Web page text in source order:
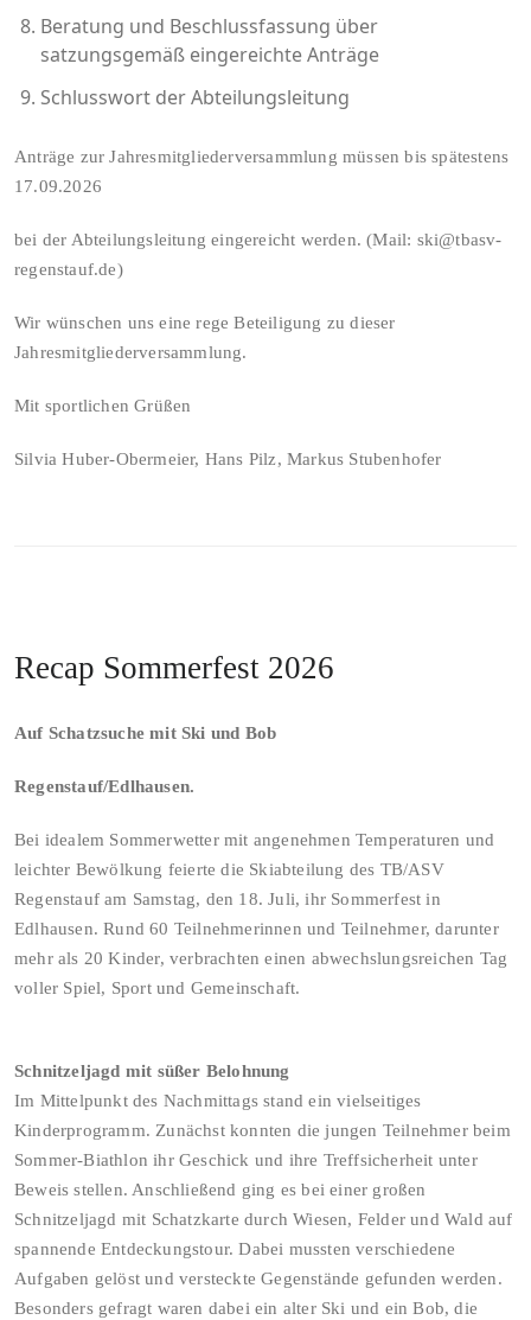
Beratung und Beschlussfassung über
satzungsgemäß eingereichte Anträge
Schlusswort der Abteilungsleitung
Anträge zur Jahresmitgliederversammlung müssen bis spätestens
17.09.2026
bei der Abteilungsleitung eingereicht werden. (Mail: ski@tbasv-
regenstauf.de)
Wir wünschen uns eine rege Beteiligung zu dieser
Jahresmitgliederversammlung.
Mit sportlichen Grüßen
Silvia Huber-Obermeier, Hans Pilz, Markus Stubenhofer
Recap Sommerfest 2026
Auf Schatzsuche mit Ski und Bob
Regenstauf/Edlhausen.
Bei idealem Sommerwetter mit angenehmen Temperaturen und
leichter Bewölkung feierte die Skiabteilung des TB/ASV
Regenstauf am Samstag, den 18. Juli, ihr Sommerfest in
Edlhausen. Rund 60 Teilnehmerinnen und Teilnehmer, darunter
mehr als 20 Kinder, verbrachten einen abwechslungsreichen Tag
voller Spiel, Sport und Gemeinschaft.
Schnitzeljagd mit süßer Belohnung
Im Mittelpunkt des Nachmittags stand ein vielseitiges
Kinderprogramm. Zunächst konnten die jungen Teilnehmer beim
Sommer-Biathlon ihr Geschick und ihre Treffsicherheit unter
Beweis stellen. Anschließend ging es bei einer großen
Schnitzeljagd mit Schatzkarte durch Wiesen, Felder und Wald auf
spannende Entdeckungstour. Dabei mussten verschiedene
Aufgaben gelöst und versteckte Gegenstände gefunden werden.
Besonders gefragt waren dabei ein alter Ski und ein Bob, die